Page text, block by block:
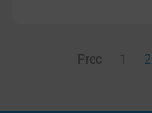
Prec 1 2